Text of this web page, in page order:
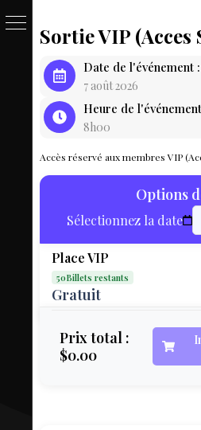
LIVE
MAP
Sortie VIP (Acces
Date de l'événement :
7 août 2026
Heure de
8h00
Accès réservé aux membres VIP
Options
Sélectionnez la date
Place VIP
50Billets restants
Gratuit
Prix total :
$0.00